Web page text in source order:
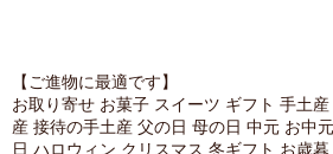
【ご進物に最適です】
お取り寄せ お菓子 スイーツ ギフト 手土
産 接待の手土産 父の日 母の日 中元 お中
日 ハロウィン クリスマス 冬ギフト お歳